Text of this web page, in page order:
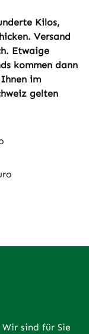
Kilos,
Versand
Etwaige
kommen dann
im
gelten
sind für Sie